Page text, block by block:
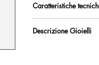
Caratteristiche
trattamento
Descrizione Gioielli